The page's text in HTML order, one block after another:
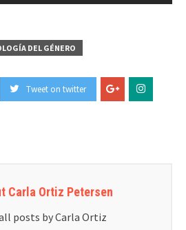
DEL GÉNERO
Tweet on twitter
Carla Ortiz Petersen
posts by Carla Ortiz